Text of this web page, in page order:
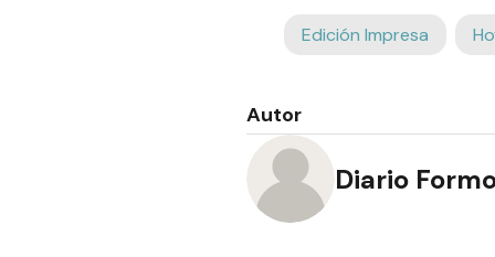
Edición Impresa
Autor
Diario